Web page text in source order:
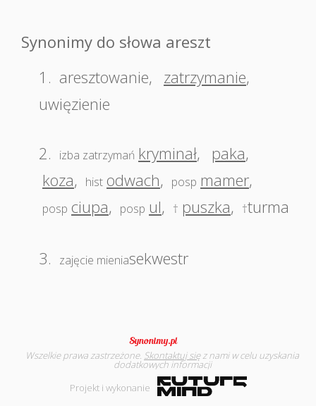
Synonimy do słowa areszt
1. aresztowanie, zatrzymanie,
uwięzienie
2. izba zatrzymań kryminał, paka,
koza, hist odwach, posp mamer,
posp ciupa, posp ul, † puszka, †turma
3. zajęcie mieniasekwestr
Wszelkie prawa zastrzeżone. Skontaktuj sięz nami w celu uzyskania
dodatkowych informacji
Projekt i wykonanie